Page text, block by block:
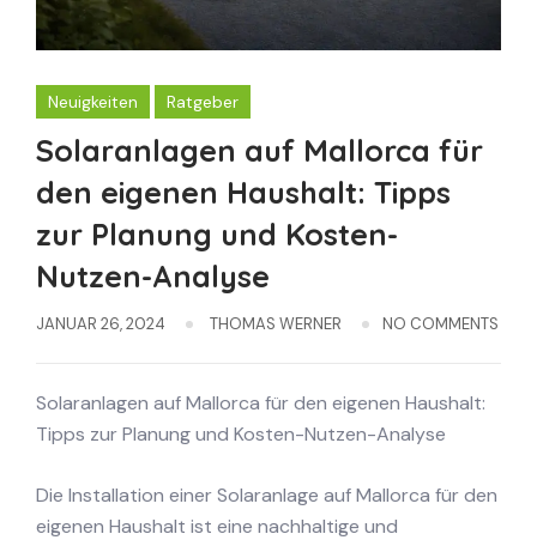
Neuigkeiten Ratgeber
Solaranlagen auf Mallorca für
den eigenen Haushalt: Tipps
zur Planung und Kosten-
Nutzen-Analyse
JANUAR 26, 2024 THOMAS WERNER NO COMMENTS
Solaranlagen auf Mallorca für den eigenen Haushalt:
Tipps zur Planung und Kosten-Nutzen-Analyse
Die Installation einer Solaranlage auf Mallorca für den
eigenen Haushalt ist eine nachhaltige und